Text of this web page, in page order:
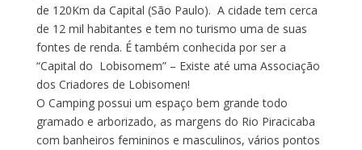
de 120Km da Capital (São Paulo). A cidade tem cerca
de 12 mil habitantes e tem no turismo uma de suas
fontes de renda. É também conhecida por ser a
“Capital do Lobisomem” – Existe até uma Associação
dos Criadores de Lobisomen!
O Camping possui um espaço bem grande todo
gramado e arborizado, as margens do Rio Piracicaba
com banheiros femininos e masculinos, vários pontos